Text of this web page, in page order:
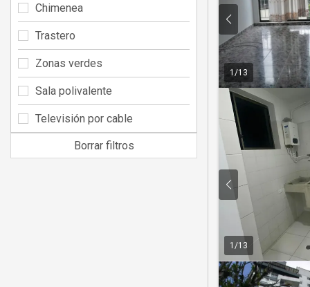
1 /13
1 /13
Chimenea
Trastero
Zonas verdes
Sala polivalente
Televisión por cable
Borrar filtros